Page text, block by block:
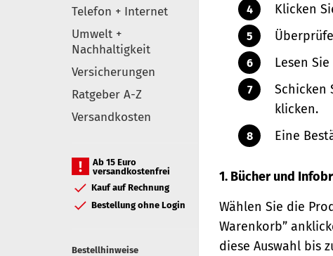
Telefon + Internet
Umwelt +
Nachhaltigkeit
Versicherungen
Ratgeber A-Z
Versandkosten
Ab 15 Euro
versandkostenfrei
Kauf auf Rechnung
Bestellung ohne Login
Bestellhinweise
Klicken
Lesen
Schicken
klicken.
Eine
1. Bücher und
Wählen Sie die
Warenkorb”
diese Auswahl bis